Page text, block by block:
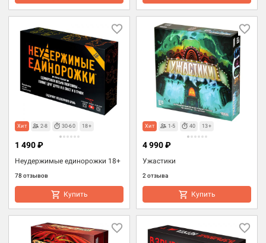
Хит 2-8 30-60 18+
Неудержимые единорожки 18+
78 отзывов
1 490 ₽
Купить
Хит 1-5 40 13+
Ужастики
2 отзыва
4 990 ₽
Купить